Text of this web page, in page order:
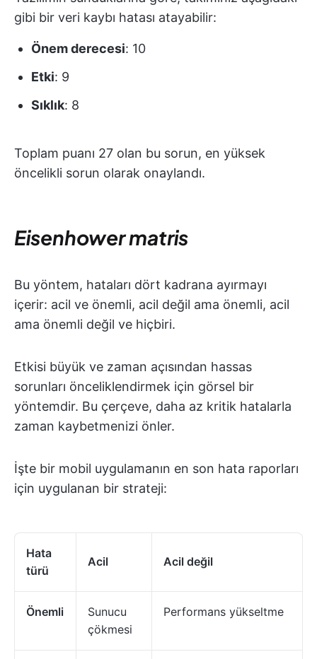
gibi bir veri kaybı hatası atayabilir:
Önem derecesi: 10
Etki: 9
Sıklık: 8
Toplam puanı 27 olan bu sorun, en yüksek
öncelikli sorun olarak onaylandı.
Eisenhower matris
Bu yöntem, hataları dört kadrana ayırmayı
içerir: acil ve önemli, acil değil ama önemli, acil
ama önemli değil ve hiçbiri.
Etkisi büyük ve zaman açısından hassas
sorunları önceliklendirmek için görsel bir
yöntemdir. Bu çerçeve, daha az kritik hatalarla
zaman kaybetmenizi önler.
İşte bir mobil uygulamanın en son hata raporları
için uygulanan bir strateji:
Hata
türü
Acil Acil değil
Önemli
Sunucu
çökmesi
Performans yükseltme